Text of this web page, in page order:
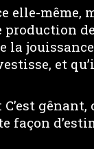
elle-même,
production
la
et
gênant,
façon